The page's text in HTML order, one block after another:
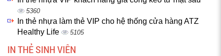
5360
In thẻ nhựa làm thẻ VIP cho hệ thống cửa hàng ATZ
Healthy Life
5105
IN THẺ SINH VIÊN